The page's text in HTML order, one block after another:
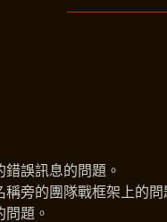
誤訊息的問題。
旁的團隊戰框架上的問
題。